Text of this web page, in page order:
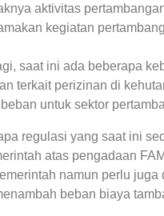
aktivitas
kegiatan
saat ini ada beberapa
terkait perizinan di
untuk sektor
regulasi yang saat ini
atas pengadaan
namun perlu
beban biaya